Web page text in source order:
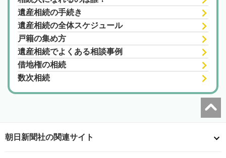
遺産相続の手続き
遺産相続の全体スケジュール
戸籍の集め方
遺産相続でよくある相談事例
借地権の相続
数次相続
朝日新聞社の関連サイト